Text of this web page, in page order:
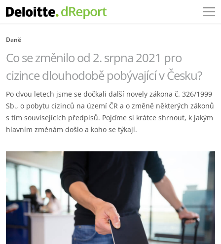
Daně
Co se změnilo od 2. srpna 2021 pro
cizince dlouhodobě pobývající v Česku?
Po dvou letech jsme se dočkali další novely zákona č. 326/1999
Sb., o pobytu cizinců na území ČR a o změně některých zákonů
s tím souvisejících předpisů. Pojďme si krátce shrnout, k jakým
hlavním změnám došlo a koho se týkají.